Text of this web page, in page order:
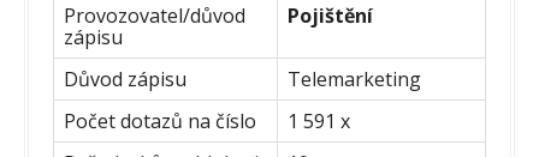
Provozovatel/důvod
zápisu
Pojištění
Důvod zápisu
Telemarketing
Počet dotazů na číslo
1 591 x